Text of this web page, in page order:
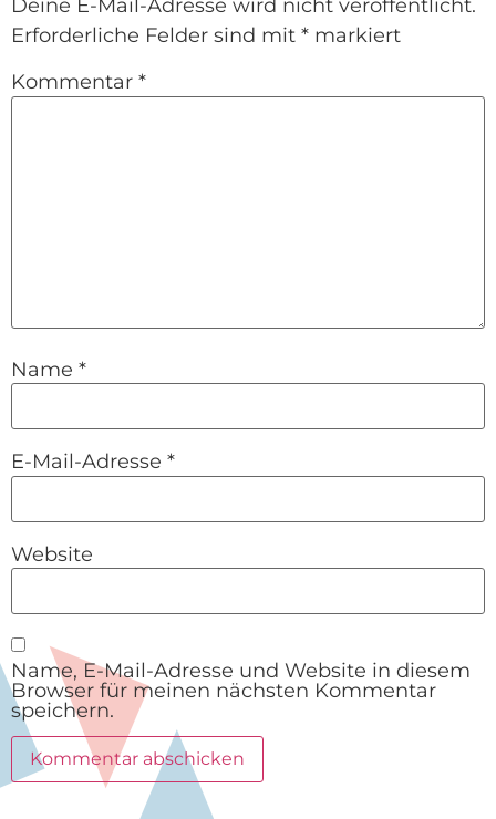
Deine E-Mail-Adresse wird nicht veröffentlicht.
Erforderliche Felder sind mit * markiert
Kommentar *
Name *
E-Mail-Adresse *
Website
Name, E-Mail-Adresse und Website in diesem
Browser für meinen nächsten Kommentar
speichern.